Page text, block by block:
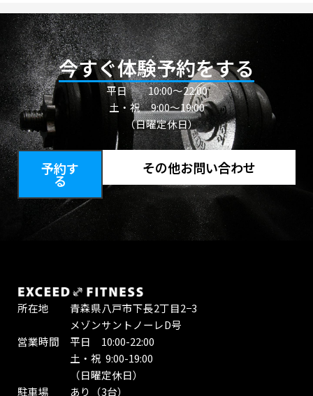
今すぐ体験予約をする
平日10:00〜22:00
土・祝 9:00～19:00
（日曜定休日）
予約す
る
その他お問い合わせ
所在地 青森県八戸市下長2丁目2−3
メゾンサントノーレD号
営業時間 平日 10:00-22:00
土・祝 9:00-19:00
（日曜定休日）
駐車場 あり（3台）